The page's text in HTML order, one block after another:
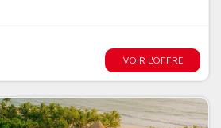
VOIR L'OFFRE